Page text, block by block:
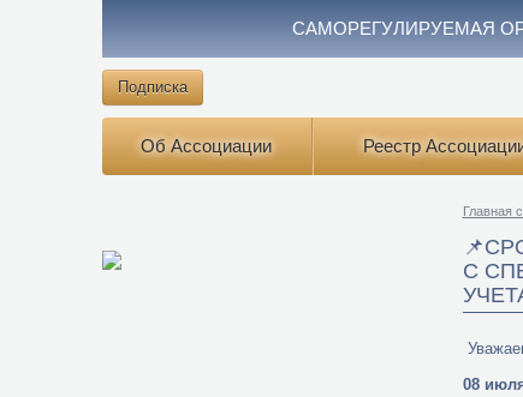
САМОРЕГУЛИРУЕМАЯ
Подписка
Об Ассоциации Реестр
Главная
С
08